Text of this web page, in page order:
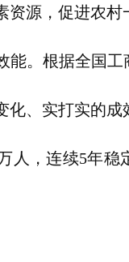
资源，促进农
能。根据全国
化、实打实的
人，连续5年